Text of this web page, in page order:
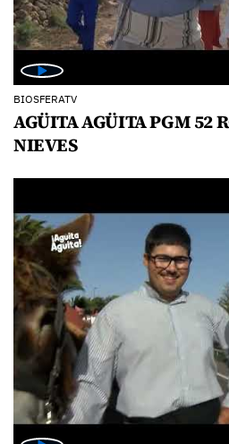
BIOSFERATV
AGÜITA AGÜITA PGM 52
NIEVES